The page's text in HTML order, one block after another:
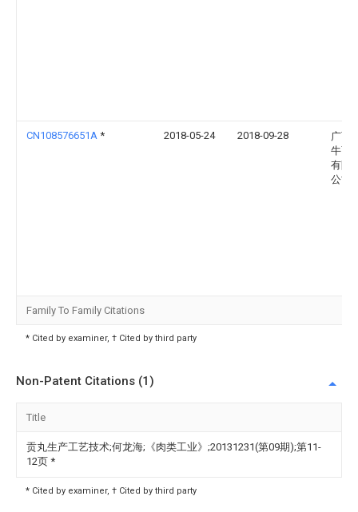
CN108576651A * 2018-05-24 2018-09-28
广西
牛畜
有限
公司
Family To Family Citations
* Cited by examiner, † Cited by third party
Non-Patent Citations (1)
Title
贡丸生产工艺技术;何龙海;《肉类工业》;20131231(第09期);第11-
12页 *
* Cited by examiner, † Cited by third party